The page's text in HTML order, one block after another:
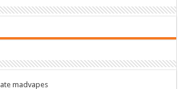
madvapes